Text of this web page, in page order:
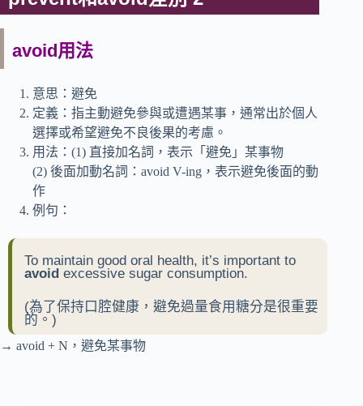
avoid用法
意思：避免
定義：指主動避免參與或遭遇某事，通常出於個人
選擇或希望避免不良後果的考慮。
用法：(1) 直接加名詞，表示「避免」某事物
(2) 後面加動名詞：avoid V-ing，表示避免後面的動
作
例句：
To maintain good oral health, it’s important to
avoid excessive sugar consumption.
(為了保持口腔健康，避免過量食用糖分是很重要
的。)
→ avoid + N，避免某事物